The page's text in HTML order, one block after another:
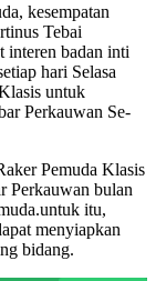
kesempatan
Tebai
interen badan inti
hari Selasa
untuk
Perkauwan Se-
Pemuda Klasis
Perkauwan bulan
itu,
menyiapkan
bidang.